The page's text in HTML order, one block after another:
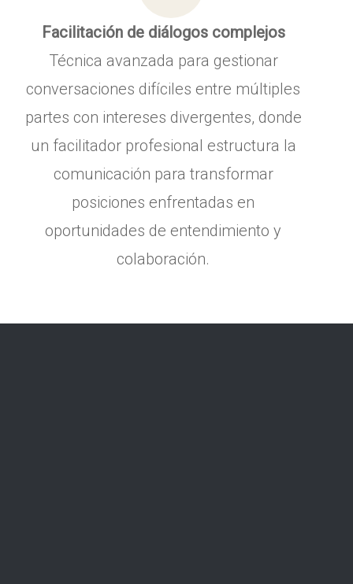
Facilitación de diálogos complejos
Técnica avanzada para gestionar
conversaciones difíciles entre múltiples
partes con intereses divergentes, donde
un facilitador profesional estructura la
comunicación para transformar
posiciones enfrentadas en
oportunidades de entendimiento y
colaboración.